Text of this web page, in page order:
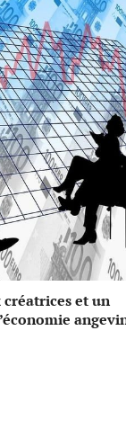
créatrices et un